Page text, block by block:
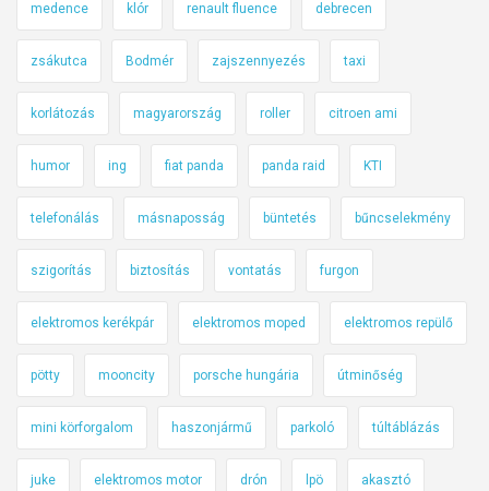
medence klór renault fluence debrecen
zsákutca Bodmér zajszennyezés taxi
korlátozás magyarország roller citroen ami
humor ing fiat panda panda raid KTI
telefonálás másnaposság büntetés bűncselekmény
szigorítás biztosítás vontatás furgon
elektromos kerékpár elektromos moped elektromos repülő
pötty mooncity porsche hungária útminőség
mini körforgalom haszonjármű parkoló túltáblázás
juke elektromos motor drón lpö akasztó